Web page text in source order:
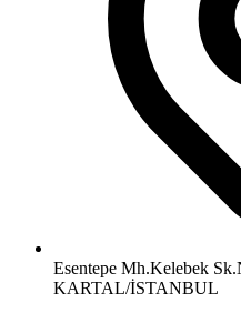
Esentepe Mh.Kelebek
KARTAL/İSTANBUL